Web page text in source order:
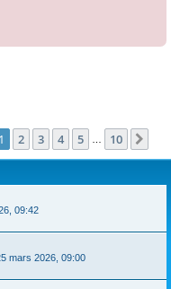
1sur10
1 2 3 4 5 10
09:42
mars 2026, 09:00